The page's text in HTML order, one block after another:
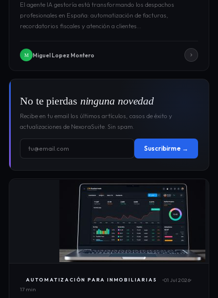
El agente IA gestoría está transformando los despachos
profesionales en España: automatización de facturas,
recordatorios fiscales y atención a clientes…
M Miguel Lopez Montero
No te pierdas ninguna novedad
Recibe en tu email los últimos artículos, casos de éxito y
actualizaciones de NexoraSuite. Sin spam.
Suscribirme →
AUTOMATIZACIÓN PARA INMOBILIARIAS
01 Jul 2026
17 min